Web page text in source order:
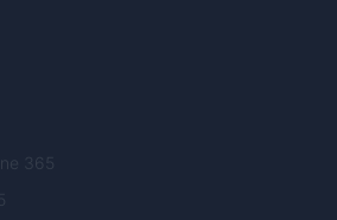
365